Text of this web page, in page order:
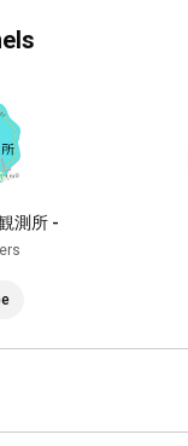
測所 -